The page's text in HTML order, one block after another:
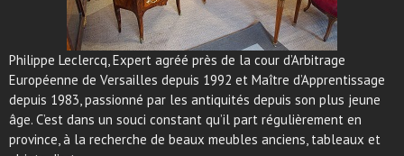
Philippe Leclercq, Expert agréé près de la cour d’Arbitrage
Européenne de Versailles depuis 1992 et Maître d’Apprentissage
depuis 1983, passionné par les antiquités depuis son plus jeune
âge. C’est dans un souci constant qu’il part régulièrement en
province, à la recherche de beaux meubles anciens, tableaux et